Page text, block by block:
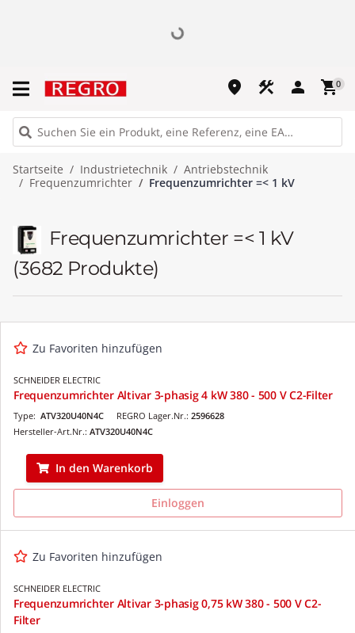
place construction person shopping_cart0
Startseite Industrietechnik
Antriebstechnik
Frequenzumrichter
Frequenzumrichter =< 1 kV
Frequenzumrichter =< 1 kV
(3682 Produkte)
Zu Favoriten hinzufügen
SCHNEIDER ELECTRIC
Frequenzumrichter Altivar 3-phasig 4 kW 380 - 500 V C2-Filter
REGRO Lager.Nr.: 2596628
Type: ATV320U40N4C
Hersteller-Art.Nr.: ATV320U40N4C
In den Warenkorb
Einloggen
Zu Favoriten hinzufügen
SCHNEIDER ELECTRIC
Frequenzumrichter Altivar 3-phasig 0,75 kW 380 - 500 V C2-
Filter